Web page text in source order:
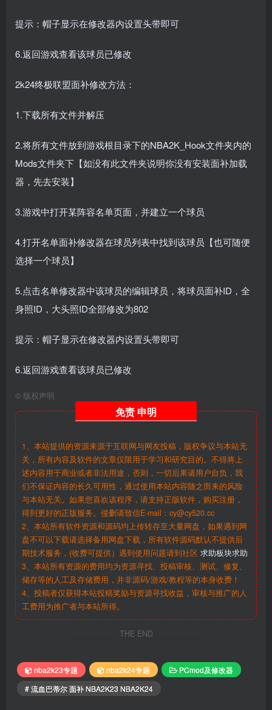
提示：帽子显示在修改器内设置头带即可
6.返回游戏查看该球员已修改
2k24终极联盟面补修改方法：
1.下载所有文件并解压
2.将所有文件放到游戏根目录下的NBA2K_Hook文件夹内的
Mods文件夹下【如没有此文件夹说明你没有安装面补加载
器，先去安装】
3.游戏中打开某阵容名单页面，并建立一个球员
4.打开名单面补修改器在球员列表中找到该球员【也可随便
选择一个球员】
5.点击名单修改器中该球员的编辑球员，将球员面补ID，全
身照ID，大头照ID全部修改为802
提示：帽子显示在修改器内设置头带即可
6.返回游戏查看该球员已修改
© 版权声明
免责 申明
1、本站提供的资源来源于互联网与网友投稿，版权争议与本站无
关，所有内容及软件的文章仅限用于学习和研究目的。不得将上
述内容用于商业或者非法用途，否则，一切后果请用户自负，我
们不保证内容的长久可用性，通过使用本站内容随之而来的风险
与本站无关。如果您喜欢该程序，请支持正版软件，购买注册，
得到更好的正版服务。侵删请致信E-mail：cy@cy520.cc
2、本站所有软件资源和源码均上传转存至大量网盘，如果遇到网
盘不可以下载请选择备用网盘下载，所有软件源码默认不提供后
期技术服务，(收费可提供）遇到使用问题请到社区 求助板块求助
3、本站所有资源的费用均为资源寻找、投稿审核、测试、修复、
储存等的人工及存储费用，并非源码/游戏/教程等的本身收费！
4、投稿者仅获得本站投稿奖励与资源寻找收益，审核与推广的人
工费用为推广者与本站所得。
THE END
nba2k23专题 nba2k24专题
PCmod及修改器
# 流血巴蒂尔 面补 NBA2K23 NBA2K24